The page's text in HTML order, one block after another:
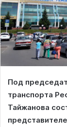
Под
транспорта
Тайжанова